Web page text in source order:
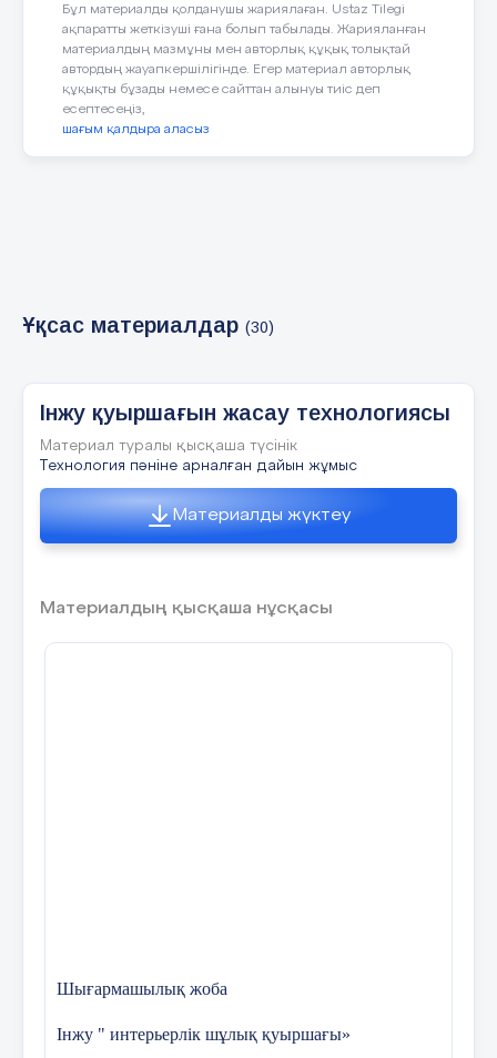
4 слайд
« Миға шабул» әдісі •Қуыршақтар қандай
қандай қасиеттерге ие болуы тиіс, неге?
•Қуыршақты қандай материалдан тігуді
« Демонстрациялау» әдісі Суреттерді көрсету
6 слайд
Бұл материалды қолданушы жариялаған. Ustaz Tilegi
ақпаратты жеткізуші ғана болып табылады. Жарияланған
материалдың мазмұны мен авторлық құқық толықтай
автордың жауапкершілігінде. Егер материал авторлық
құқықты бұзады немесе сайттан алынуы тиіс деп
есептесеңіз,
шағым қалдыра аласыз
Ұқсас материалдар (30)
Інжу қуыршағын жасау технологиясы
Материал туралы қысқаша түсінік
Технология пәніне арналған дайын жұмыс
Материалды жүктеу
Материалдың қысқаша нұсқасы
Шығармашылық жоба
Інжу " интерьерлік шұлық қуыршағы»